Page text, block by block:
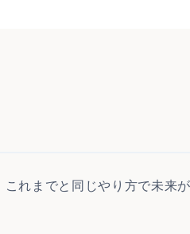
れまでと同じやり方で未来